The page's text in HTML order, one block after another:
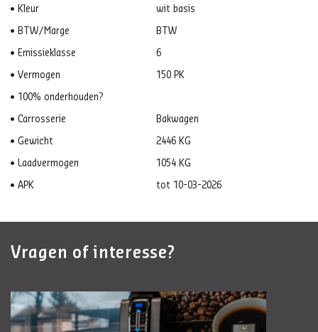
Kleur wit basis
BTW/Marge BTW
Emissieklasse 6
Vermogen 150 PK
100% onderhouden?
Carrosserie Bakwagen
Gewicht 2446 KG
Laadvermogen 1054 KG
APK tot 10-03-2026
Vragen of interesse?